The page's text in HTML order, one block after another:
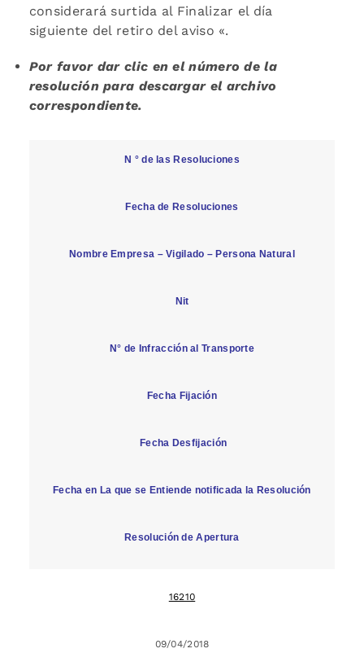
considerará surtida al Finalizar el día
siguiente del retiro del aviso «.
Por favor dar clic en el número de la
resolución para descargar el archivo
correspondiente.
N ° de las Resoluciones
Fecha de Resoluciones
Nombre Empresa – Vigilado – Persona Natural
Nit
N° de Infracción al Transporte
Fecha Fijación
Fecha Desfijación
Fecha en La que se Entiende notificada la Resolución
Resolución de Apertura
16210
09/04/2018